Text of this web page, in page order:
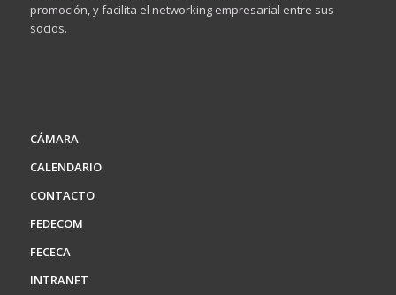
promoción, y facilita el networking empresarial entre sus
socios.
CÁMARA
CALENDARIO
CONTACTO
FEDECOM
FECECA
INTRANET